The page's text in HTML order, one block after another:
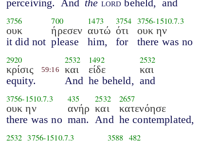
perceiving. And the lord beheld, and
3756
ουκ
it did not
700
ήρεσεν
please
1473
αυτώ
him,
3754
ότι
for
3756-1510.7.3
ουκ ην
there was no
2920
κρίσις
equity.
59:16
2532
και
And
1492
είδε
he beheld,
2532
και
and
3756-1510.7.3
ουκ ην
there was no
435
ανήρ
man.
2532
και
And
2657
κατενόησε
he contemplated,
2532 3756-1510.7.3 3588 482